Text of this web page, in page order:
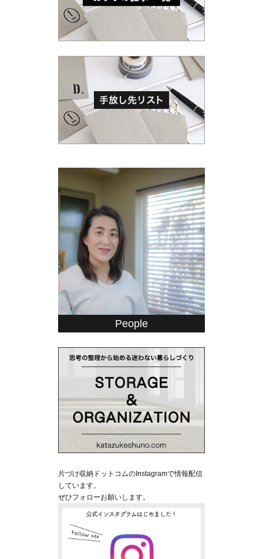
People
片づけ収納ドットコムのInstagramで情報配信
しています。
ぜひフォローお願いします。